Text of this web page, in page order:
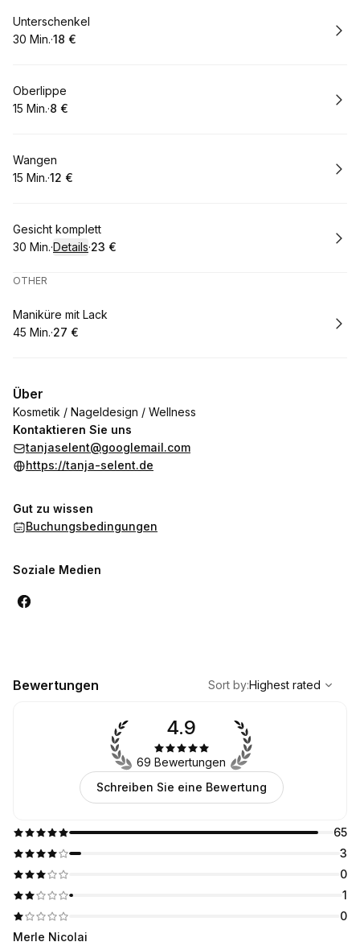
Buchen
Unterschenkel
.Dauer:
30 Min.·
.Preis
18 €
Buchen
Oberlippe
.Dauer
15 Min.·
. Preis
8 €
Buchen
Wangen
.Dauer:
15 Min.·
.Preis
12 €
Buchen
Gesicht komplett
.Dauer:
30 Min.·Details·
.Preis
23 €
OTHER
Buchen
Maniküre mit Lack
.Dauer:
45 Min.·
.Preis
27 €
Über
Kosmetik / Nageldesign / Wellness
Kontaktieren Sie uns
tanjaselent@googlemail.com
https://tanja-selent.de
Gut zu wissen
Buchungsbedingungen
Soziale Medien
Bewertungen
Highest rated
Sort by:Highest rated
65
3
0
1
0
4.9
69 Bewertungen
Schreiben Sie eine Bewertung
Merle Nicolai